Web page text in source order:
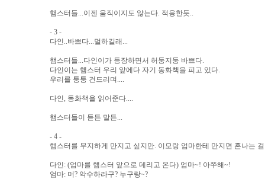
햄스터들...이젠 움직이지도 않는다. 적응한듯..
- 3 -
다인..바쁘다...멀하길래...
햄스터들...다인이가 등장하면서 허둥지둥 바쁘다.
다인이는 햄스터 우리 앞에다 자기 동화책을 피고 있다.
우리를 퉁퉁 건드리며....
다인, 동화책을 읽어준다....
햄스터들이 듣든 말든...
- 4 -
햄스터를 무지하게 만지고 싶지만. 이모랑 엄마한테 만지면 혼나는
다인: (엄마를 햄스터 앞으로 데리고 온다) 엄마~! 아쭈해~!
엄마: 머? 악수하라구? 누구랑~?